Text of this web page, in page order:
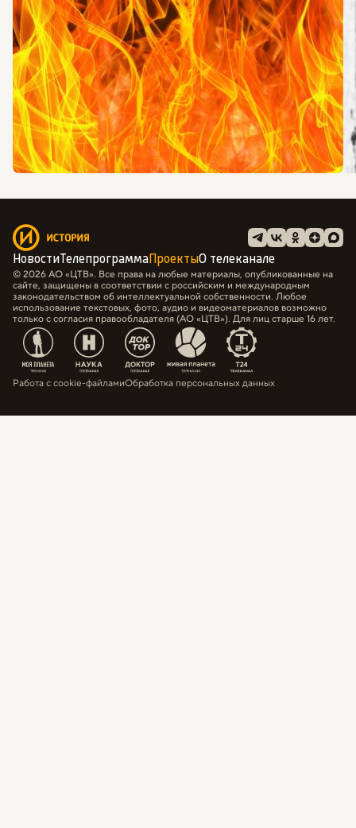
НовостиТелепрограммаПроектыО телеканале
© 2026 АО «ЦТВ». Все права на любые материалы, опубликованные на
сайте, защищены в соответствии с российским и международным
законодательством об интеллектуальной собственности. Любое
использование текстовых, фото, аудио и видеоматериалов возможно
только с согласия правообладателя (АО «ЦТВ»). Для лиц старше 16 лет.
Работа с cookie-файламиОбработка персональных данных